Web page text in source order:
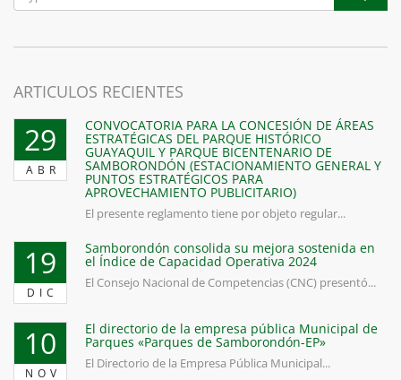
ARTICULOS RECIENTES
29
ABR
CONVOCATORIA PARA LA CONCESIÓN DE ÁREAS
ESTRATÉGICAS DEL PARQUE HISTÓRICO
GUAYAQUIL Y PARQUE BICENTENARIO DE
SAMBORONDÓN (ESTACIONAMIENTO GENERAL Y
PUNTOS ESTRATÉGICOS PARA
APROVECHAMIENTO PUBLICITARIO)
El presente reglamento tiene por objeto regular...
19
DIC
Samborondón consolida su mejora sostenida en
el Índice de Capacidad Operativa 2024
El Consejo Nacional de Competencias (CNC) presentó...
10
NOV
El directorio de la empresa pública Municipal de
Parques «Parques de Samborondón-EP»
El Directorio de la Empresa Pública Municipal...